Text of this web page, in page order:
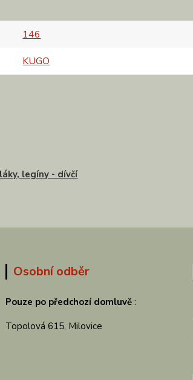
146
KUGO
legíny - dívčí
Osobní odběr
Pouze po předchozí domluvě :
Topolová 615, Milovice